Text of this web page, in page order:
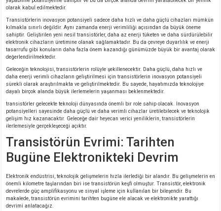
olarak kabul edilmektedir.
Transistörlerin inovasyon potansiyeli sadece daha hızlı ve daha güçlü cihazları mümkün
kılmakla sınırlı değildir. Aynı zamanda enerji verimliliği açısından da büyük öneme
sahiptir. Geliştirilen yeni nesil transistörler, daha az enerji tüketen ve daha sürdürülebilir
elektronik cihazların üretimine olanak sağlamaktadır. Bu da çevreye duyarlılık ve enerji
tasarrufu gibi konuların daha fazla önem kazandığı günümüzde büyük bir avantaj olarak
değerlendirilmektedir.
Geleceğin teknolojisi, transistörlerin rolüyle şekillenecektir. Daha güçlü, daha hızlı ve
daha enerji verimli cihazların geliştirilmesi için transistörlerin inovasyon potansiyeli
sürekli olarak araştırılmakta ve geliştirilmektedir. Bu sayede, hayatımızda teknolojiye
dayalı birçok alanda büyük ilerlemelerin yaşanması beklenmektedir.
transistörler gelecekte teknoloji dünyasında önemli bir role sahip olacak. İnovasyon
potansiyelleri sayesinde daha güçlü ve daha verimli cihazlar üretilebilecek ve teknolojik
gelişim hız kazanacaktır. Geleceğe dair heyecan verici yeniliklerin, transistörlerin
ilerlemesiyle gerçekleşeceği açıktır.
Transistörün Evrimi: Tarihten
Bugüne Elektronikteki Devrim
Elektronik endüstrisi, teknolojik gelişmelerin hızla ilerlediği bir alandır. Bu gelişmelerin en
önemli kilometre taşlarından biri ise transistörün keşfi olmuştur. Transistör, elektronik
devrelerde güç amplifikasyonu ve sinyal işleme için kullanılan bir bileşendir. Bu
makalede, transistörün evrimini tarihten bugüne ele alacak ve elektronikte yarattığı
devrimi anlatacağız.